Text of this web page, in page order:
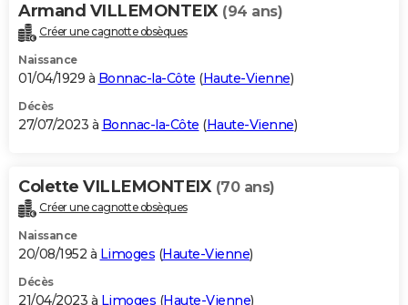
Armand VILLEMONTEIX (94 ans)
Créer une cagnotte obsèques
Naissance
01/04/1929 à Bonnac-la-Côte (Haute-Vienne)
Décès
27/07/2023 à Bonnac-la-Côte (Haute-Vienne)
Colette VILLEMONTEIX (70 ans)
Créer une cagnotte obsèques
Naissance
20/08/1952 à Limoges (Haute-Vienne)
Décès
21/04/2023 à Limoges (Haute-Vienne)